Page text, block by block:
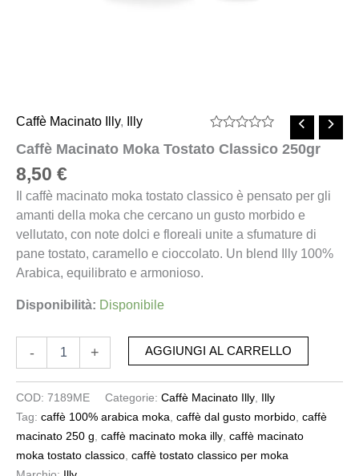
0
Caffè Macinato Illy, Illy
Caffè Macinato Moka Tostato Classico 250gr
8,50 €
Il caffè macinato moka tostato classico è pensato per gli
amanti della moka che cercano un gusto morbido e
vellutato, con note dolci e floreali unite a sfumature di
pane tostato, caramello e cioccolato. Un blend Illy 100%
Arabica, equilibrato e armonioso.
Disponibilità: Disponibile
- + AGGIUNGI AL CARRELLO
COD: 7189ME Categorie: Caffè Macinato Illy Illy
Tag: caffè 100% arabica moka caffè dal gusto morbido caffè
macinato 250 g caffè macinato moka illy caffè macinato
moka tostato classico caffè tostato classico per moka